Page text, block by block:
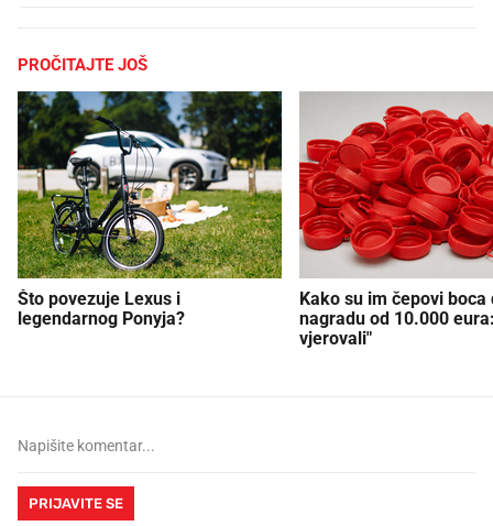
PROČITAJTE JOŠ
Što povezuje Lexus i
legendarnog Ponyja?
Kako su im čepovi boca
nagradu od 10.000
vjerovali"
PRIJAVITE SE